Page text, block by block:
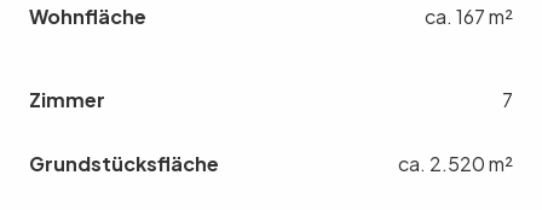
Wohnfläche ca. 167 m²
Zimmer 7
Grundstücksfläche ca. 2.520 m²